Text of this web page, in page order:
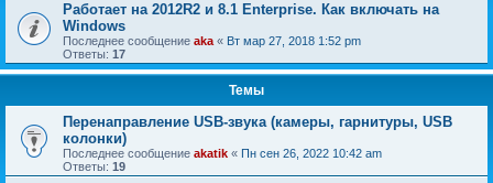
Работает на 2012R2 и 8.1 Enterprise. Как включать на
Windows
Последнее сообщение aka « Вт мар 27, 2018 1:52 pm
Ответы: 17
Темы
Перенаправление USB-звука (камеры, гарнитуры, USB
колонки)
Последнее сообщение akatik « Пн сен 26, 2022 10:42 am
Ответы: 19